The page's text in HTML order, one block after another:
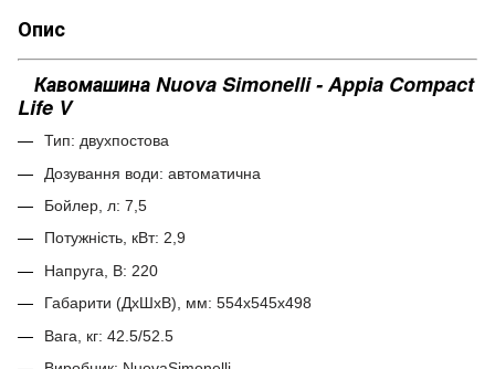
Опис
Кавомашина Nuova Simonelli - Appia Compact
Life V
Тип: двухпостова
Дозування води: автоматична
Бойлер, л: 7,5
Потужність, кВт: 2,9
Напруга, В: 220
Габарити (ДхШхВ), мм: 554x545x498
Вага, кг: 42.5/52.5